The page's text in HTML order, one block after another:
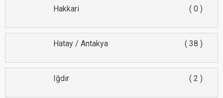
Hakkari 0
Hatay / Antakya 38
Iğdır 2